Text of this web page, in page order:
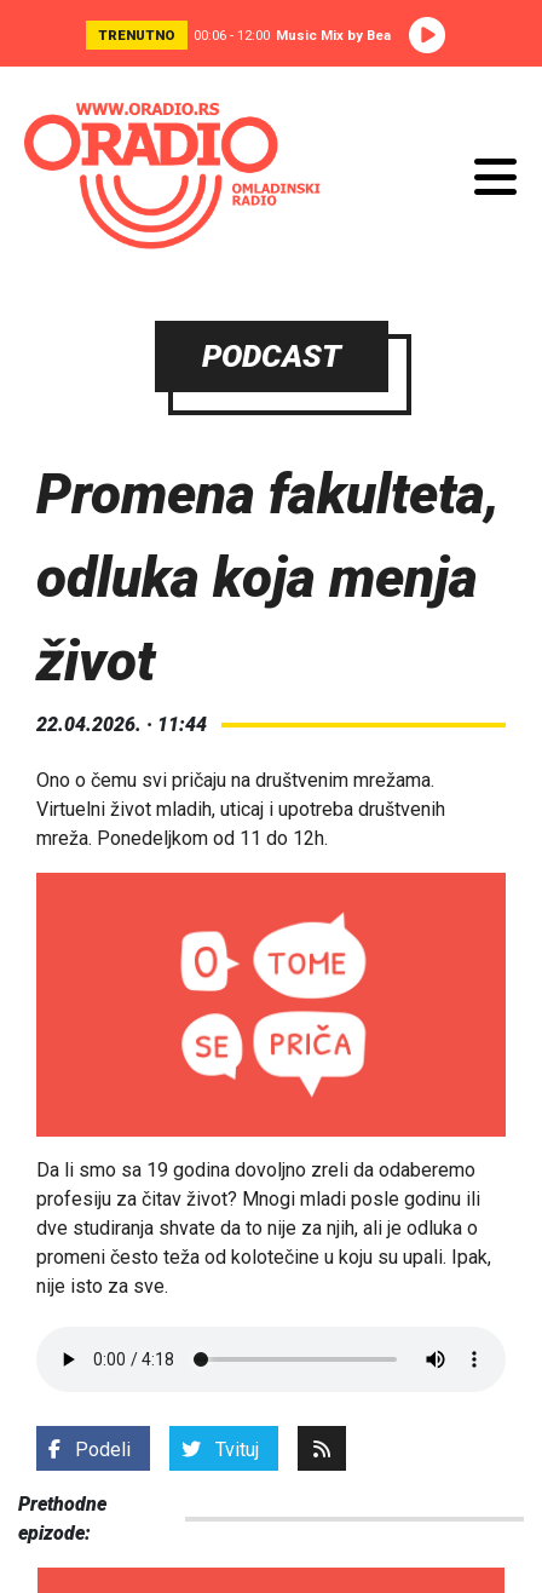
TRENUTNO 00:06 - 12:00 Music Mix by Bea
PODCAST
Promena fakulteta,
odluka koja menja
život
22.04.2026. · 11:44
Ono o čemu svi pričaju na društvenim mrežama.
Virtuelni život mladih, uticaj i upotreba društvenih
mreža. Ponedeljkom od 11 do 12h.
Da li smo sa 19 godina dovoljno zreli da odaberemo
profesiju za čitav život? Mnogi mladi posle godinu ili
dve studiranja shvate da to nije za njih, ali je odluka o
promeni često teža od kolotečine u koju su upali. Ipak,
nije isto za sve.
Podeli Tvituj
Prethodne
epizode: